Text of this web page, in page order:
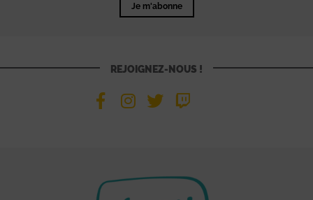
Je m'abonne
REJOIGNEZ-NOUS !